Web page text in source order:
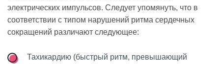
электрических импульсов. Следует упомянуть, что в
соответствии с типом нарушений ритма сердечных
сокращений различают следующее:
Тахикардию (быстрый ритм, превышающий